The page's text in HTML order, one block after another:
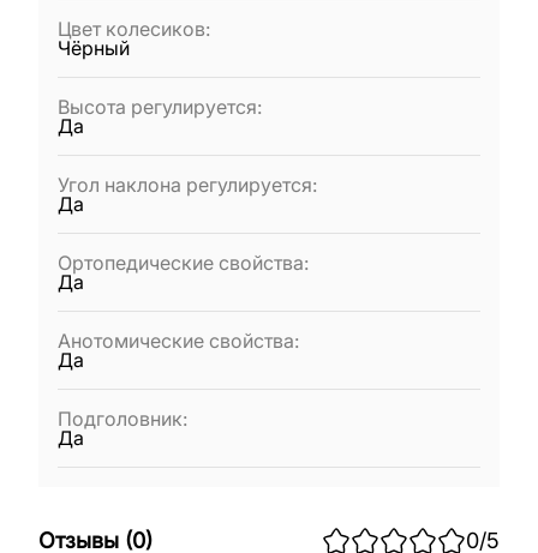
Цвет колесиков:
Чёрный
Высота регулируется:
Да
Угол наклона регулируется:
Да
Ортопедические свойства:
Да
Анотомические свойства:
Да
Подголовник:
Да
Отзывы (0) 0/5